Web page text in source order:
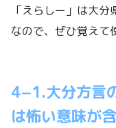
「えらしー」は大
なので、ぜひ覚えて
4−1.大分方言
は怖い意味が